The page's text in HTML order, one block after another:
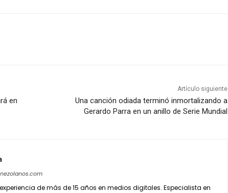
en
Artículo siguiente
Una canción odiada terminó inmortalizando a
Gerardo Parra en un anillo de Serie Mundial
de más de 15 años en medios digitales. Especialista en